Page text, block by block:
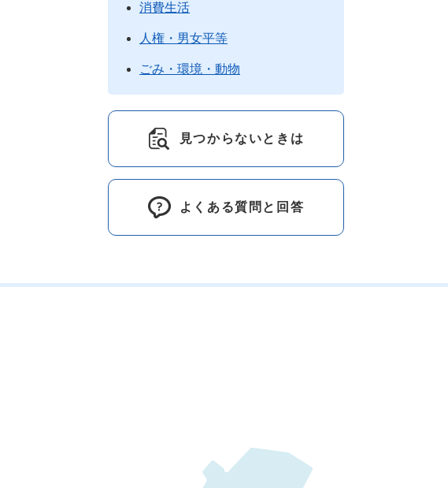
消費生活
人権・男女平等
ごみ・環境・動物
見つからないときは
よくある質問と回答